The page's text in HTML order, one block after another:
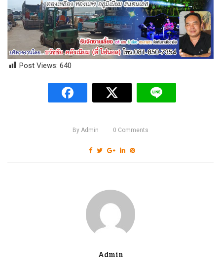
Post Views: 640
By Admin 0 Comments
Admin